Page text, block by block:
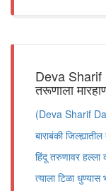
Deva Sharif
तरूणाला
(Deva Sharif
बाराबंकी
हिंदू तरुणावर हल्ला
त्याला टिळा धुण्यास